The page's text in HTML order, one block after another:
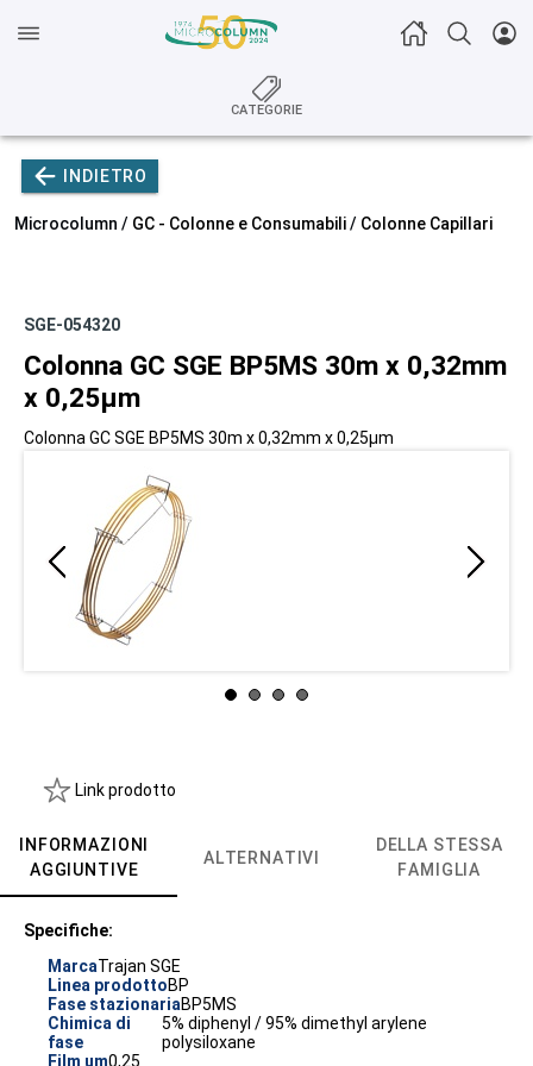
CATEGORIE
INDIETRO
Microcolumn / GC - Colonne e Consumabili/ Colonne Capillari
SGE-054320
Colonna GC SGE BP5MS 30m x 0,32mm
x 0,25µm
Colonna GC SGE BP5MS 30m x 0,32mm x 0,25µm
Link prodotto
INFORMAZIONI
AGGIUNTIVE
ALTERNATIVI
DELLA STESSA
FAMIGLIA
Specifiche:
MarcaTrajan SGE
Linea prodottoBP
Fase stazionariaBP5MS
Chimica di
fase
5% diphenyl / 95% dimethyl arylene
polysiloxane
Film um0,25